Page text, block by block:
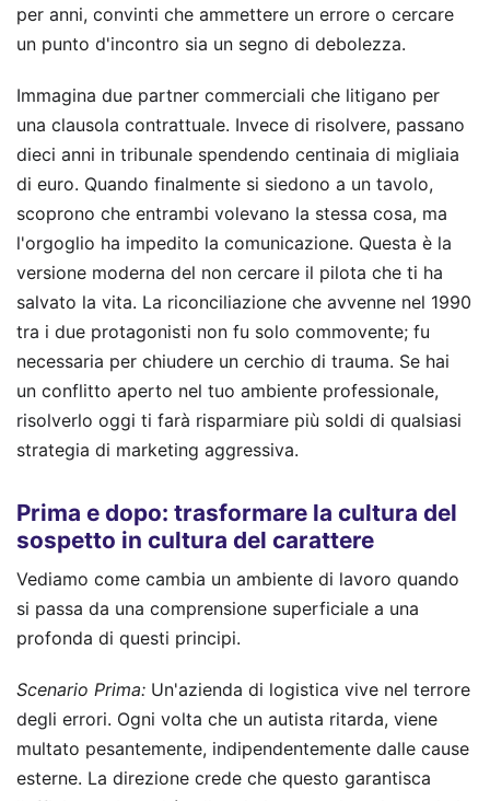
per anni, convinti che ammettere un errore o cercare
un punto d'incontro sia un segno di debolezza.
Immagina due partner commerciali che litigano per
una clausola contrattuale. Invece di risolvere, passano
dieci anni in tribunale spendendo centinaia di migliaia
di euro. Quando finalmente si siedono a un tavolo,
scoprono che entrambi volevano la stessa cosa, ma
l'orgoglio ha impedito la comunicazione. Questa è la
versione moderna del non cercare il pilota che ti ha
salvato la vita. La riconciliazione che avvenne nel 1990
tra i due protagonisti non fu solo commovente; fu
necessaria per chiudere un cerchio di trauma. Se hai
un conflitto aperto nel tuo ambiente professionale,
risolverlo oggi ti farà risparmiare più soldi di qualsiasi
strategia di marketing aggressiva.
Prima e dopo: trasformare la cultura del
sospetto in cultura del carattere
Vediamo come cambia un ambiente di lavoro quando
si passa da una comprensione superficiale a una
profonda di questi principi.
Scenario Prima: Un'azienda di logistica vive nel terrore
degli errori. Ogni volta che un autista ritarda, viene
multato pesantemente, indipendentemente dalle cause
esterne. La direzione crede che questo garantisca